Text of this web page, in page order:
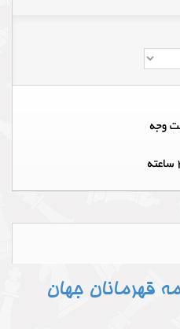
قهرمانان جهان